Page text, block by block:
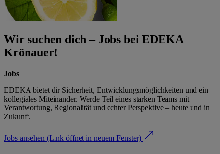
Wir suchen dich – Jobs bei EDEKA
Krönauer!
Jobs
EDEKA bietet dir Sicherheit, Entwicklungsmöglichkeiten und ein
kollegiales Miteinander. Werde Teil eines starken Teams mit
Verantwortung, Regionalität und echter Perspektive – heute und in
Zukunft.
Jobs ansehen (Link öffnet in neuem Fenster)